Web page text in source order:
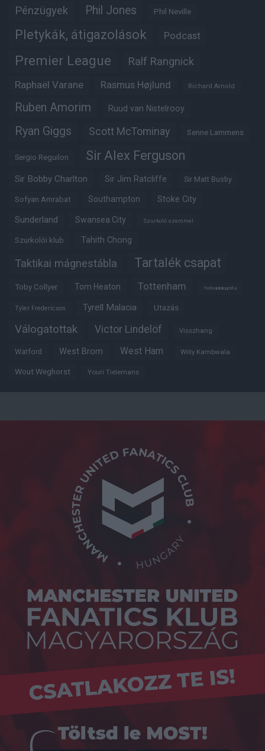
Pénzügyek Phil Jones Phil Neville
Pletykák, átigazolások Podcast
Premier League Ralf Rangnick
Raphaël Varane Rasmus Højlund Richard Arnold
Ruben Amorim Ruud van Nistelrooy
Ryan Giggs Scott McTominay Senne Lammens
Sergio Reguilon Sir Alex Ferguson
Sir Bobby Charlton Sir Jim Ratcliffe Sir Matt Busby
Sofyan Amrabat Southampton Stoke City
Sunderland Swansea City Szurkoló szemmel
Szurkolói klub Tahith Chong
Taktikai mágnestábla Tartalék csapat
Toby Collyer Tom Heaton Tottenham Trófeabibliográfia
Tyler Fredericson Tyrell Malacia Utazás
Válogatottak Victor Lindelöf Visszhang
Watford West Brom West Ham Willy Kambwala
Wout Weghorst Youri Tielemans